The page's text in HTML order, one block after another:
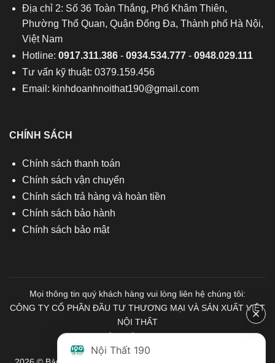
Địa chỉ 2: Số 36 Toàn Thắng, Phố Khâm Thiên,
Phường Thổ Quan, Quận Đống Đa, Thành phố Hà Nội,
Việt Nam
Hotline: 0917.311.386- 0934.534.777- 0948.029.111
Tư vấn kỹ thuật: 0379.159.456
Email: kinhdoanhnoithat190@gmail.com
CHÍNH SÁCH
Chính sách thanh toán
Chính sách vận chuyển
Chính sách trả hàng và hoàn tiền
Chính sách bảo hành
Chính sách bảo mật
Mọi thông tin quý khách hàng vui lòng liên hệ chúng tôi:
CÔNG TY CỔ PHẦN ĐẦU TƯ THƯƠNG MẠI VÀ SẢN XUẤT VIỆT
NỘI THẤT
Mã số Thuế: 0103671313
Nội Thất 190